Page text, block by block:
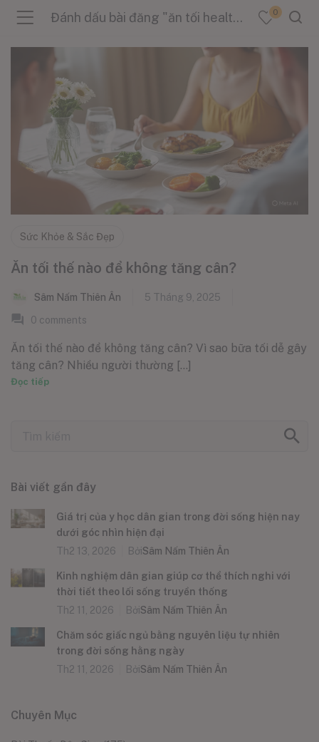
(Sản Phẩm )
(Danh Mục )
(Tin Tức )
Đánh dấu bài đăng "ăn tối healthy" 0
Sức Khỏe & Sắc Đẹp
Ăn tối thế nào để không tăng cân?
Sâm Nấm Thiên Ân
5 Tháng 9, 2025
0 comments
Ăn tối thế nào để không tăng cân? Vì sao bữa tối dễ gây
tăng cân? Nhiều người thường [...]
Đọc tiếp
Bài viết gần đây
Giá trị của y học dân gian trong đời sống hiện nay
dưới góc nhìn hiện đại
Th2 13, 2026
BởiSâm Nấm Thiên Ân
Kinh nghiệm dân gian giúp cơ thể thích nghi với
thời tiết theo lối sống truyền thống
Th2 11, 2026
BởiSâm Nấm Thiên Ân
Chăm sóc giấc ngủ bằng nguyên liệu tự nhiên
trong đời sống hằng ngày
Th2 11, 2026
BởiSâm Nấm Thiên Ân
Chuyên Mục